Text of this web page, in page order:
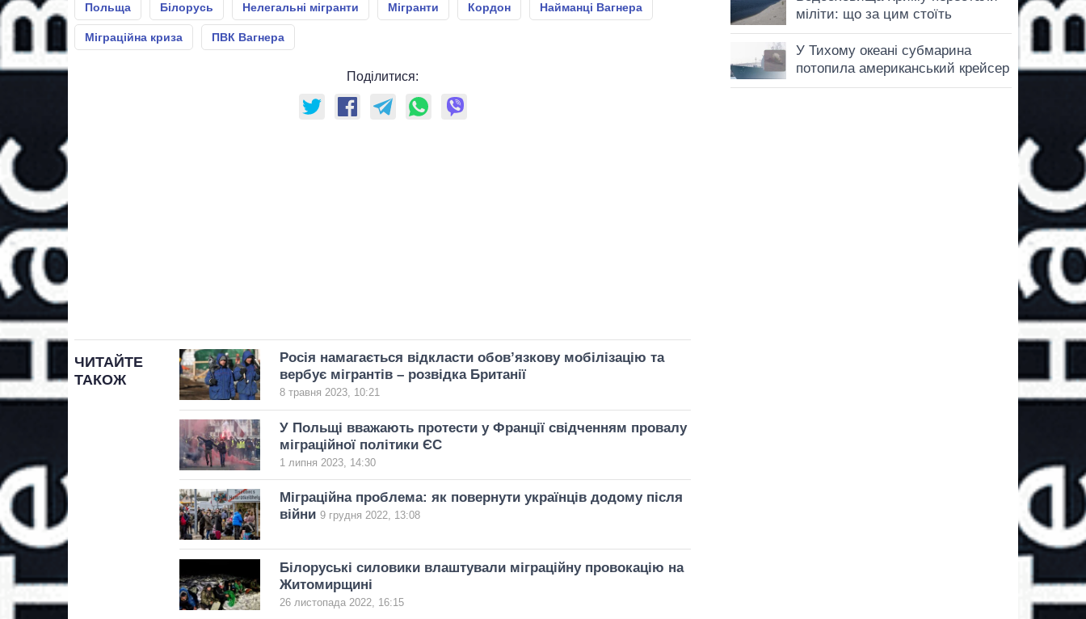
Польща Білорусь Нелегальні мігранти Мігранти Кордон Найманці Вагнера
Міграційна криза ПВК Вагнера
Поділитися:
ЧИТАЙТЕ
ТАКОЖ
Росія намагається відкласти обовʼязкову мобілізацію та
вербує мігрантів – розвідка Британії
8 травня 2023, 10:21
У Польщі вважають протести у Франції свідченням провалу
міграційної політики ЄС
1 липня 2023, 14:30
Міграційна проблема: як повернути українців додому після
війни 9 грудня 2022, 13:08
Білоруські силовики влаштували міграційну провокацію на
Житомирщині
26 листопада 2022, 16:15